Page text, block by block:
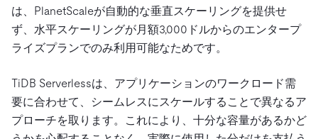
は、PlanetScaleが自動的な垂直スケーリングを提供せ
ず、水平スケーリングが月額3,000ドルからのエンタープ
ライズプランでのみ利用可能なためです。
TiDB Serverlessは、アプリケーションのワークロード需
要に合わせて、シームレスにスケールすることで異なるア
プローチを取ります。これにより、十分な容量があるかど